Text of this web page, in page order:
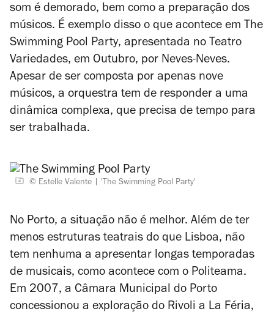
som é demorado, bem como a preparação dos
músicos. É exemplo disso o que acontece em The
Swimming Pool Party, apresentada no Teatro
Variedades, em Outubro, por Neves-Neves.
Apesar de ser composta por apenas nove
músicos, a orquestra tem de responder a uma
dinâmica complexa, que precisa de tempo para
ser trabalhada.
© Estelle Valente 'The Swimming Pool Party'
No Porto, a situação não é melhor. Além de ter
menos estruturas teatrais do que Lisboa, não
tem nenhuma a apresentar longas temporadas
de musicais, como acontece com o Politeama.
Em 2007, a Câmara Municipal do Porto
concessionou a exploração do Rivoli a La Féria,